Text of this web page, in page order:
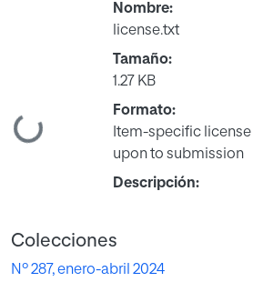
Nombre:
license.txt
Tamaño:
1.27 KB
Formato:
Item-specific license
upon to submission
Descripción:
Colecciones
Nº 287, enero-abril 2024